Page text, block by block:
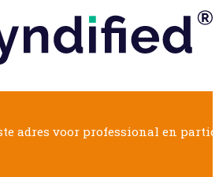
adres voor professional en